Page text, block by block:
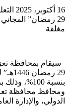
16 أكتوبر، 2025
29 رمضان”
مغلقة
سيقام بمحافظة
29
بنسبة
ومحافظ محافظة
الدولي، والإدارة